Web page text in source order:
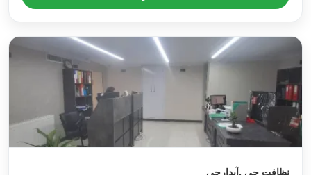
نظافت چی .آبدارچی